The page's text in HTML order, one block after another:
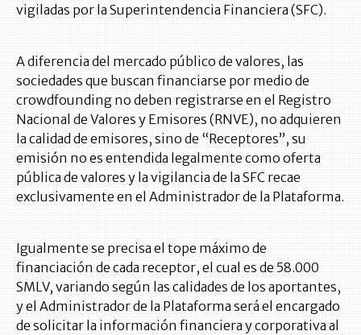
vigiladas por la Superintendencia Financiera (SFC).
A diferencia del mercado público de valores, las
sociedades que buscan financiarse por medio de
crowdfounding no deben registrarse en el Registro
Nacional de Valores y Emisores (RNVE), no adquieren
la calidad de emisores, sino de “Receptores”, su
emisión no es entendida legalmente como oferta
pública de valores y la vigilancia de la SFC recae
exclusivamente en el Administrador de la Plataforma.
Igualmente se precisa el tope máximo de
financiación de cada receptor, el cual es de 58.000
SMLV, variando según las calidades de los aportantes,
y el Administrador de la Plataforma será el encargado
de solicitar la información financiera y corporativa al